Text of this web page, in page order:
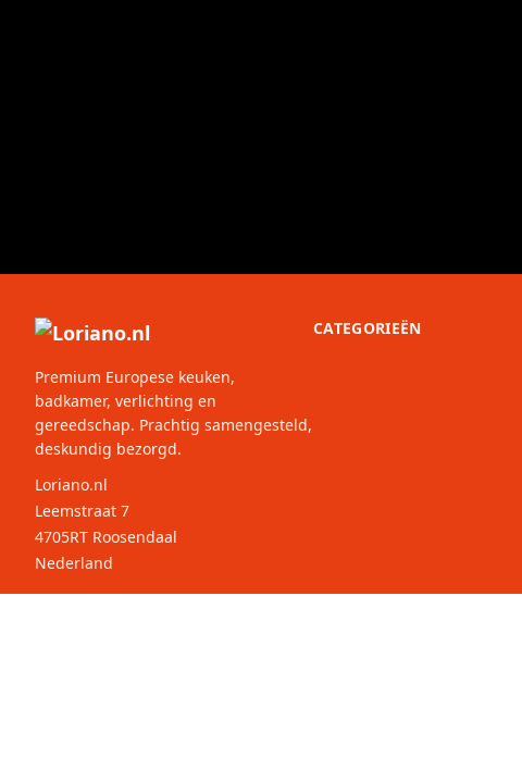
Premium Europese keuken,
badkamer, verlichting en
gereedschap. Prachtig samengesteld,
deskundig bezorgd.
Loriano.nl
Leemstraat 7
4705RT Roosendaal
Nederland
CATEGORIEËN